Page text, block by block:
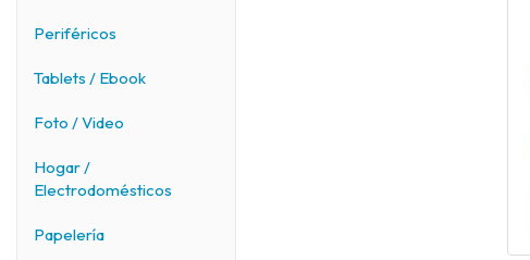
Periféricos
Tablets / Ebook
Foto / Video
Hogar /
Electrodomésticos
Papelería